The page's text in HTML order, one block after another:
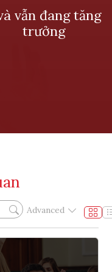
vẫn đang tăng
trưởng
Advanced